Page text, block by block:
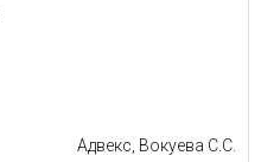
Адвекс, Вокуева С.С.